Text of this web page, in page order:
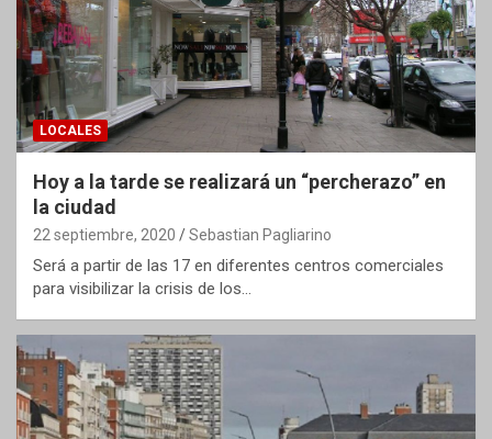
LOCALES
Hoy a la tarde se realizará un “percherazo” en
la ciudad
22 septiembre, 2020 Sebastian Pagliarino
Será a partir de las 17 en diferentes centros comerciales
para visibilizar la crisis de los…